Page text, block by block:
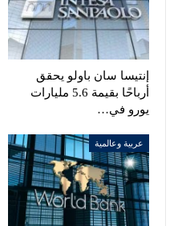
إنتيسا سان باولو يحقق
أرباحًا بقيمة 5.6 مليارات
يورو في…
عربية وعالمية